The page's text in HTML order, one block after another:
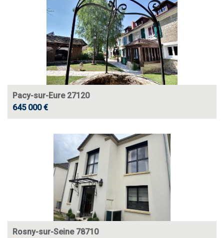
Pacy-sur-Eure 27120
645 000 €
Rosny-sur-Seine 78710